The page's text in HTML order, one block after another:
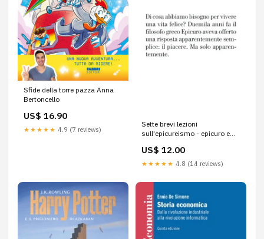
Sfide della torre pazza Anna
Bertoncello
US$ 16.90
★★★★★ 4.9 (7 reviews)
Sette brevi lezioni
sull'epicureismo - epicuro e
Dissegna
US$ 12.00
★★★★★ 4.8 (14 reviews)